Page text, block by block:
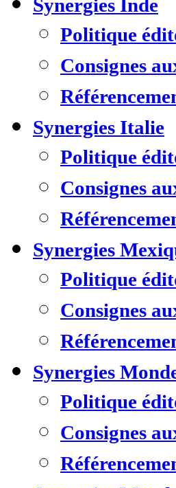
Synergies Inde
Politique
Consignes
Synergies Italie
Politique
Consignes
Synergies
Politique
Consignes
Synergies
Politique
Consignes